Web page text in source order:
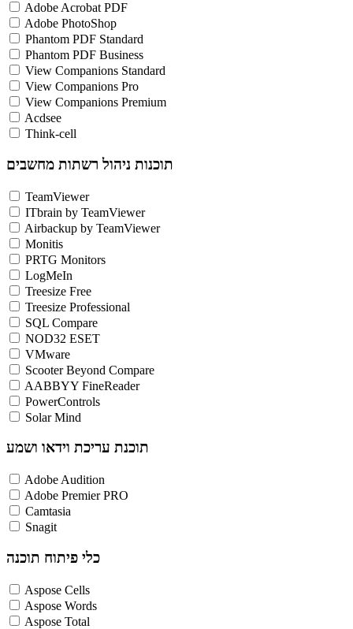
Adobe Acrobat PDF
Adobe PhotoShop
Phantom PDF Standard
Phantom PDF Business
View Companions Standard
View Companions Pro
View Companions Premium
Acdsee
Think-cell
תוכנות ניהול רשתות מחשבים
TeamViewer
ITbrain by TeamViewer
Airbackup by TeamViewer
Monitis
PRTG Monitors
LogMeIn
Treesize Free
Treesize Professional
SQL Compare
NOD32 ESET
VMware
Scooter Beyond Compare
AABBYY FineReader
PowerControls
Solar Mind
תוכנת עריכת וידאו ושמע
Adobe Audition
Adobe Premier PRO
Camtasia
Snagit
כלי פיתוח תוכנה
Aspose Cells
Aspose Words
Aspose Total